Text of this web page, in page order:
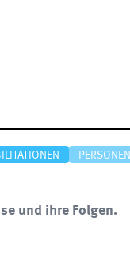
PERSONEN
und ihre Folgen.